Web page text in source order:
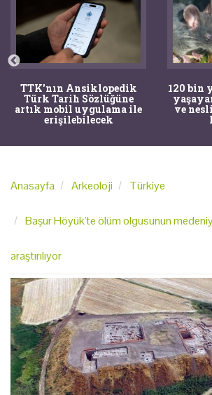
TTK'nın Ansiklopedik
Türk Tarih Sözlüğüne
artık mobil uygulama ile
erişilebilecek
120 bin
ve
Anasayfa Arkeoloji Türkiye
Başur Höyük'te ölüm olgusunun
araştırılıyor